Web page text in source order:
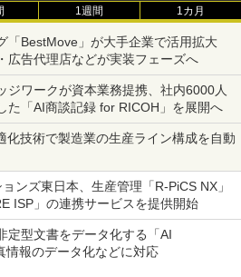
1週間 1カ月
「BestMove」が大手企業で活用拡大
広告代理店などが実装フェーズへ
ジワークが資本業務提携、社内6000人
た「AI商談記録 for RICOH」を展開へ
化技術で製造業の生産ライン構成を自動
ンズ東日本、生産管理「R-PiCS NX」
ISP」の連携サービスを提供開始
定型文書をデータ化する「AI
報のデータ化などに対応